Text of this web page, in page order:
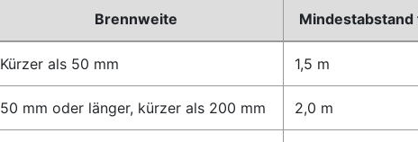
Brennweite
Kürzer als 50 mm 1,5 m
50 mm oder länger, kürzer als 200 mm 2,0 m